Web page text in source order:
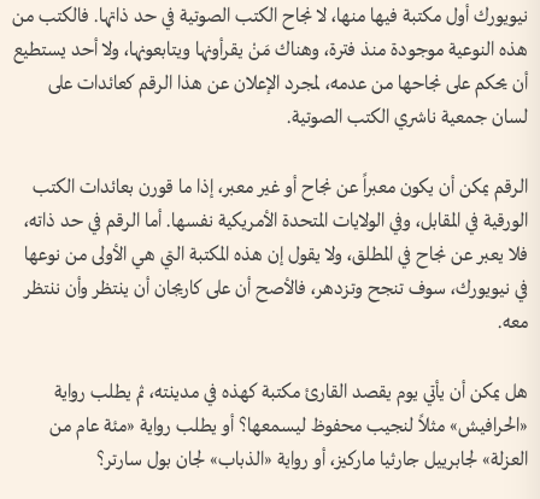
نيويورك أول مكتبة فيها منها، لا نجاح الكتب الصوتية في حد ذاتها. فالكتب من
هذه النوعية موجودة منذ فترة، وهناك مَنْ يقرأونها ويتابعونها، ولا أحد يستطيع
أن يحكم على نجاحها من عدمه، لمجرد الإعلان عن هذا الرقم كعائدات على
لسان جمعية ناشري الكتب الصوتية.
الرقم يمكن أن يكون معبراً عن نجاح أو غير معبر، إذا ما قورن بعائدات الكتب
الورقية في المقابل، وفي الولايات المتحدة الأمريكية نفسها. أما الرقم في حد ذاته،
فلا يعبر عن نجاح في المطلق، ولا يقول إن هذه المكتبة التي هي الأولى من نوعها
في نيويورك، سوف تنجح وتزدهر، فالأصح أن على كاريجان أن ينتظر وأن ننتظر
معه.
هل يمكن أن يأتي يوم يقصد القارئ مكتبة كهذه في مدينته، ثم يطلب رواية
«الحرافيش» مثلاً لنجيب محفوظ ليسمعها؟ أو يطلب رواية «مئة عام من
العزلة» لجابرييل جارثيا ماركيز، أو رواية «الذباب» لجان بول سارتر؟